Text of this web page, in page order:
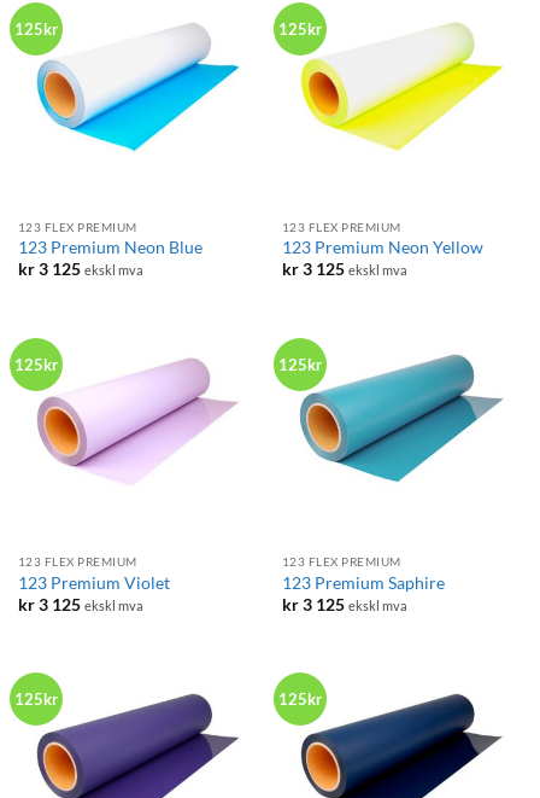
125kr
123 FLEX PREMIUM
123 Premium Neon Blue
kr3 125 ekskl mva
125kr
123 FLEX PREMIUM
123 Premium Neon Yellow
kr3 125 ekskl mva
125kr
123 FLEX PREMIUM
123 Premium Violet
kr3 125 ekskl mva
125kr
123 FLEX PREMIUM
123 Premium Saphire
kr3 125 ekskl mva
125kr 125kr